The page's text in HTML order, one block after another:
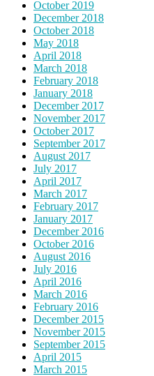
October 2019
December 2018
October 2018
May 2018
April 2018
March 2018
February 2018
January 2018
December 2017
November 2017
October 2017
September 2017
August 2017
July 2017
April 2017
March 2017
February 2017
January 2017
December 2016
October 2016
August 2016
July 2016
April 2016
March 2016
February 2016
December 2015
November 2015
September 2015
April 2015
March 2015